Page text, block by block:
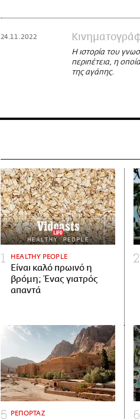
24.11.2022
Η ιστορία του
περιπέτεια, η
της αγάπης.
HEALTHY PEOPLE
Είναι καλό πρωινό η
βρόμη; Ένας γιατρός
απαντά
ΡΕΠΟΡΤΑΖ